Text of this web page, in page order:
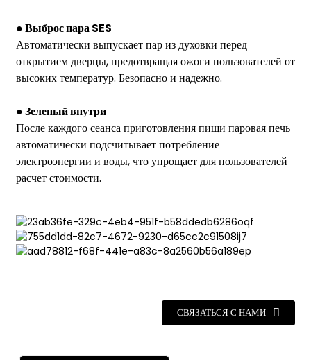
● Выброс пара SES
Автоматически выпускает пар из духовки перед
открытием дверцы, предотвращая ожоги пользователей от
высоких температур. Безопасно и надежно.
● Зеленый внутри
После каждого сеанса приготовления пищи паровая печь
автоматически подсчитывает потребление
электроэнергии и воды, что упрощает для пользователей
расчет стоимости.
СВЯЗАТЬСЯ С НАМИ